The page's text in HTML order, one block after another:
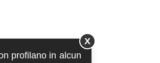
profilano in alcun
X